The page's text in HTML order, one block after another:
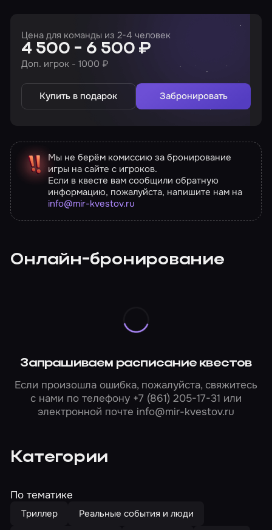
Цена для команды из 2-4 человек
4 500 - 6 500 ₽
Доп. игрок - 1000 ₽
Купить в подарок Забронировать
Мы не берём комиссию за бронирование
игры на сайте с игроков.
Если в квесте вам сообщили обратную
информацию, пожалуйста, напишите нам на
info@mir-kvestov.ru
Онлайн-бронирование
Запрашиваем расписание квестов
Если произошла ошибка, пожалуйста, свяжитесь
с нами по телефону +7 (861) 205-17-31 или
электронной почте info@mir-kvestov.ru
Категории
По тематике
Триллер
Реальные события и люди